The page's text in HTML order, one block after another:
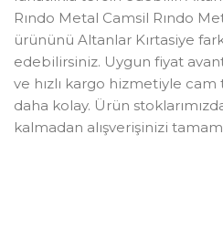
Rındo Metal Camsil Rındo
ürününü Altanlar Kırtasiye
edebilirsiniz. Uygun fiyat
ve hızlı kargo hizmetiyle
daha kolay. Ürün stoklarımızda
kalmadan alışverişinizi